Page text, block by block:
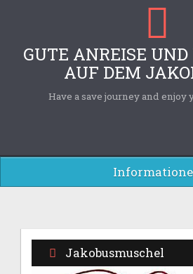
GUTE ANREISE
AUF DEM
Have a save journey and
Jakobusmuschel